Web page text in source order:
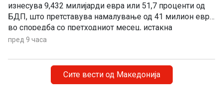
изнесува 9,432 милијарди евра или 51,7 проценти од
БДП, што претставува намалување од 41 милион евра
во споредба со претходниот месец, истакна
пратеникот на ВМРО-ДПМНЕ Сергеј Попов на
пред 9 часа
Сите вести од Македонија